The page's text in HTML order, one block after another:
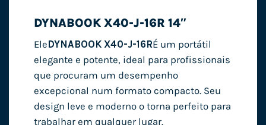
DYNABOOK X40-J-16R 14″
Ele DYNABOOK X40-J-16RÉ um portátil
elegante e potente, ideal para profissionais
que procuram um desempenho
excepcional num formato compacto. Seu
design leve e moderno o torna perfeito para
trabalhar em qualquer lugar.